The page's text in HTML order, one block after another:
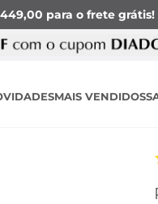
para o frete grátis!
MAIS VENDIDOS